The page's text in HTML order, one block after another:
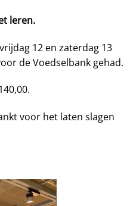
leren.
12 en zaterdag 13
de Voedselbank gehad.
voor het laten slagen